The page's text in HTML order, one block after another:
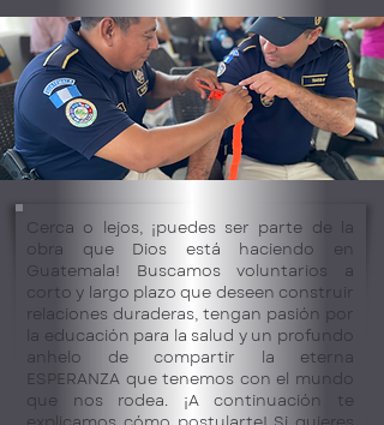
Cerca o lejos, ¡puedes ser parte de la
obra que Dios está haciendo en
Guatemala! Buscamos voluntarios a
corto y largo plazo que deseen construir
relaciones duraderas, tengan pasión por
la educación para la salud y un profundo
anhelo de compartir la eterna
ESPERANZA que tenemos con el mundo
que nos rodea. ¡A continuación te